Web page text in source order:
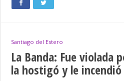
Santiago del Estero
La Banda: Fue violada
la hostigó y le incendió